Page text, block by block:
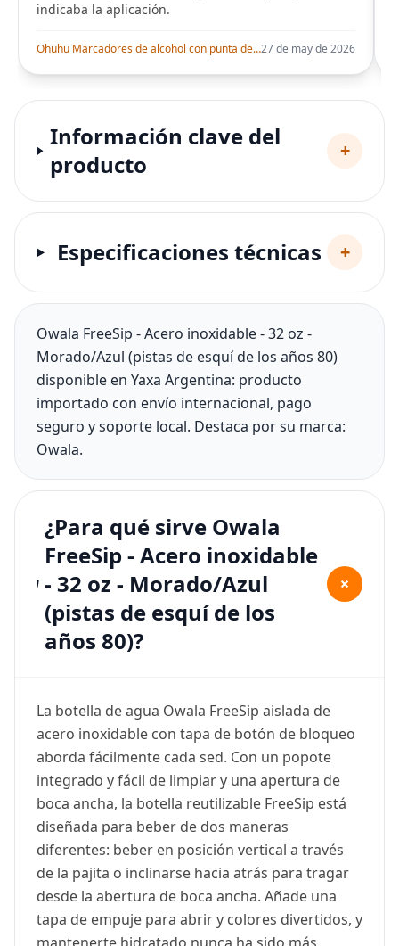
indicaba la aplicación.
Ohuhu Marcadores de alcohol con punta de pincel – Juego de marcadores artísticos de doble punta con certificación AP para artistas adultos27 de may de 2026
Información clave del
producto
+
Especificaciones técnicas +
Owala FreeSip - Acero inoxidable - 32 oz -
Morado/Azul (pistas de esquí de los años 80)
disponible en Yaxa Argentina: producto
importado con envío internacional, pago
seguro y soporte local. Destaca por su marca:
Owala.
¿Para qué sirve Owala
FreeSip - Acero inoxidable
- 32 oz - Morado/Azul
(pistas de esquí de los
años 80)?
+
La botella de agua Owala FreeSip aislada de
acero inoxidable con tapa de botón de bloqueo
aborda fácilmente cada sed. Con un popote
integrado y fácil de limpiar y una apertura de
boca ancha, la botella reutilizable FreeSip está
diseñada para beber de dos maneras
diferentes: beber en posición vertical a través
de la pajita o inclinarse hacia atrás para tragar
desde la abertura de boca ancha. Añade una
tapa de empuje para abrir y colores divertidos, y